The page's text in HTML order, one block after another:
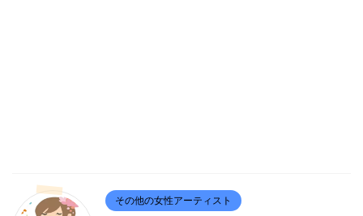
その他の女性アーティスト